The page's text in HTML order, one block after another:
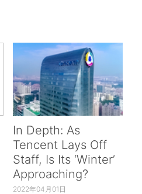
In Depth: As
Tencent Lays Off
Staff, Is Its ‘Winter’
Approaching?
2022年04月01日